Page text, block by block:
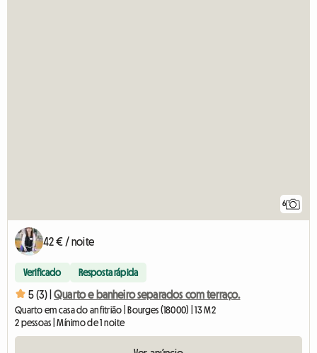
6
42 € / noite
Verificado Resposta rápida
5 (3) | Quarto e banheiro separados com terraço.
Quarto em casa do anfitrião | Bourges (18000) | 13 M2
2 pessoas | Mínimo de 1 noite